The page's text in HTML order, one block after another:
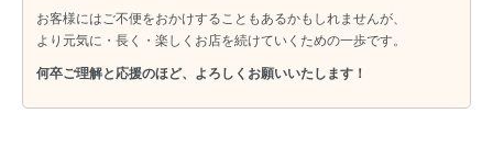
お客様にはご不便をおかけすることもあるかもしれませんが、
より元気に・長く・楽しくお店を続けていくための一歩です。
何卒ご理解と応援のほど、よろしくお願いいたします！